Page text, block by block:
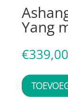
Yang
€339,00